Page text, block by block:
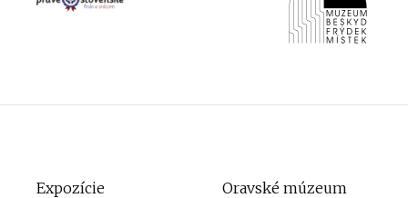
Expozície Oravské múzeum